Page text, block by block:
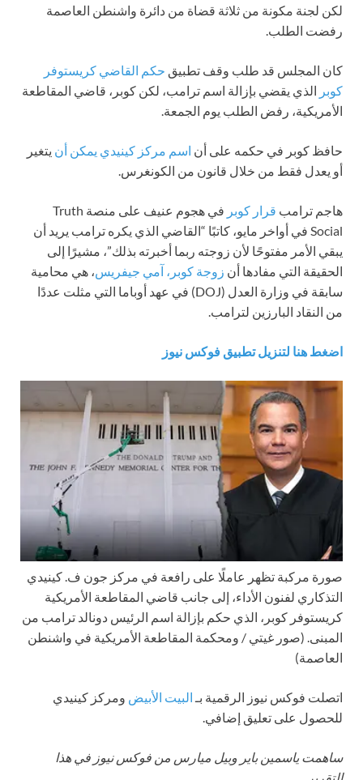
لكن لجنة مكونة من ثلاثة قضاة من دائرة واشنطن العاصمة
رفضت الطلب.
كان المجلس قد طلب وقف تطبيق حكم القاضي كريستوفر
كوبر الذي يقضي بإزالة اسم ترامب، لكن كوبر، قاضي المقاطعة
الأمريكية، رفض الطلب يوم الجمعة.
حافظ كوبر في حكمه على أن اسم مركز كينيدي يمكن أن يتغير
أو يعدل فقط من خلال قانون من الكونغرس.
هاجم ترامب قرار كوبر
في هجوم عنيف على منصة Truth
Social في أواخر مايو، كاتبًا “القاضي الذي يكره ترامب يريد أن
يبقي الأمر مفتوحًا لأن زوجته ربما أخبرته بذلك”، مشيرًا إلى
الحقيقة التي مفادها أن زوجة كوبر، آمي جيفريس، هي محامية
سابقة في وزارة العدل (DOJ) في عهد أوباما التي مثلت عددًا
من النقاد البارزين لترامب.
اضغط هنا لتنزيل تطبيق فوكس نيوز
صورة مركبة تظهر عاملًا على رافعة في مركز جون ف. كينيدي
التذكاري لفنون الأداء، إلى جانب قاضي المقاطعة الأمريكية
كريستوفر كوبر، الذي حكم بإزالة اسم الرئيس دونالد ترامب من
المبنى. (صور غيتي / ومحكمة المقاطعة الأمريكية في واشنطن
العاصمة)
اتصلت فوكس نيوز الرقمية بـ البيت الأبيض ومركز كينيدي
للحصول على تعليق إضافي.
ساهمت ياسمين باير وبيل ميارس من فوكس نيوز في هذا